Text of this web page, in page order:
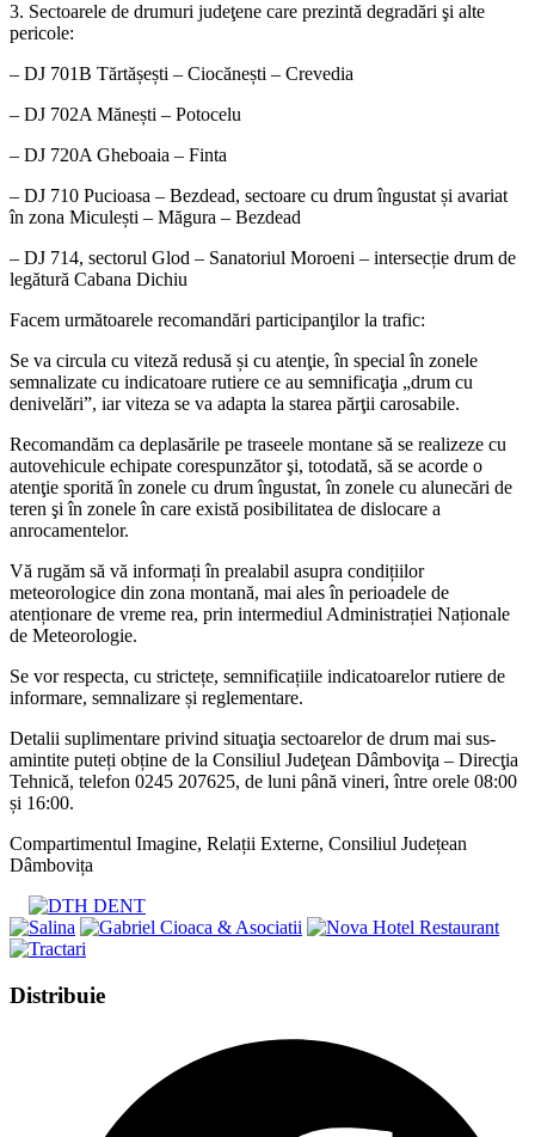
3. Sectoarele de drumuri judeţene care prezintă degradări şi alte
pericole:
– DJ 701B Tărtășești – Ciocănești – Crevedia
– DJ 702A Mănești – Potocelu
– DJ 720A Gheboaia – Finta
– DJ 710 Pucioasa – Bezdead, sectoare cu drum îngustat și avariat
în zona Miculești – Măgura – Bezdead
– DJ 714, sectorul Glod – Sanatoriul Moroeni – intersecție drum de
legătură Cabana Dichiu
Facem următoarele recomandări participanţilor la trafic:
Se va circula cu viteză redusă și cu atenţie, în special în zonele
semnalizate cu indicatoare rutiere ce au semnificaţia „drum cu
denivelări”, iar viteza se va adapta la starea părţii carosabile.
Recomandăm ca deplasările pe traseele montane să se realizeze cu
autovehicule echipate corespunzător şi, totodată, să se acorde o
atenţie sporită în zonele cu drum îngustat, în zonele cu alunecări de
teren şi în zonele în care există posibilitatea de dislocare a
anrocamentelor.
Vă rugăm să vă informați în prealabil asupra condițiilor
meteorologice din zona montană, mai ales în perioadele de
atenționare de vreme rea, prin intermediul Administrației Naționale
de Meteorologie.
Se vor respecta, cu strictețe, semnificațiile indicatoarelor rutiere de
informare, semnalizare și reglementare.
Detalii suplimentare privind situaţia sectoarelor de drum mai sus-
amintite puteți obține de la Consiliul Judeţean Dâmboviţa – Direcţia
Tehnică, telefon 0245 207625, de luni până vineri, între orele 08:00
și 16:00.
Compartimentul Imagine, Relații Externe, Consiliul Județean
Dâmbovița
DistribuieShare
window